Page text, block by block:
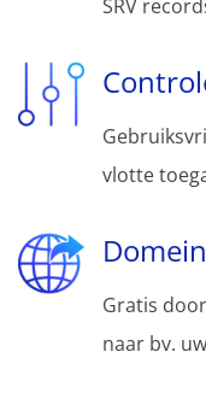
SRV
vlotte
Gratis
naar bv.